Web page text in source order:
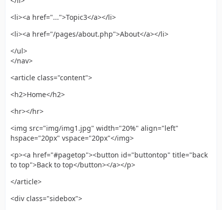
<li><a href="...">Topic3</a></li>
<li><a href="/pages/about.php">About</a></li>
</ul>
</nav>
<article class="content">
<h2>Home</h2>
<hr></hr>
<img src="img/img1.jpg" width="20%" align="left"
hspace="20px" vspace="20px"</img>
<p><a href="#pagetop"><button id="buttontop" title="back
to top">Back to top</button></a></p>
</article>
<div class="sidebox">